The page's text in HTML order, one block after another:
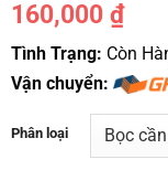
160,000 ₫
Tình Trạng: Còn
Vận chuyển:
Phân loại